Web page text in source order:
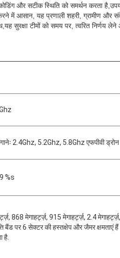
और सटीक स्थिति को समर्थन करता
में आसान, यह प्रणाली शहरी, ग्रामीण और
सुरक्षा टीमों को समय पर, त्वरित निर्णय
2.4Ghz, 5.2Ghz, 5.8Ghz एफपीवी ड्रोन
%s
868 मेगाहर्ट्ज़, 915 मेगाहर्ट्ज़, 2.4
पर 6 सेक्टर की हस्तक्षेप और जैमर क्षमताएं
है.